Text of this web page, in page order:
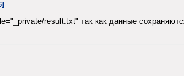
result.txt" так как данные